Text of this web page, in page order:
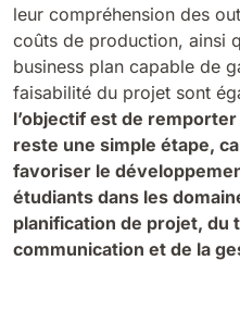
leur compréhension des
coûts de production, ainsi
business plan capable de
faisabilité du projet sont
l’objectif est de
reste une simple étape,
favoriser le
étudiants dans les
planification de projet, du
communication et de la